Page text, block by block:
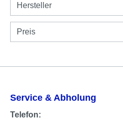
Hersteller
Preis
Service & Abholung
Telefon: